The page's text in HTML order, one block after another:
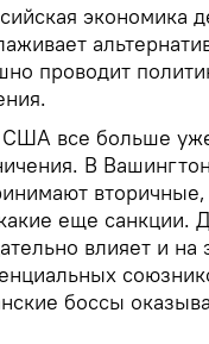
экономика
проводит
все больше
В
еще санкции.
влияет и на
боссы